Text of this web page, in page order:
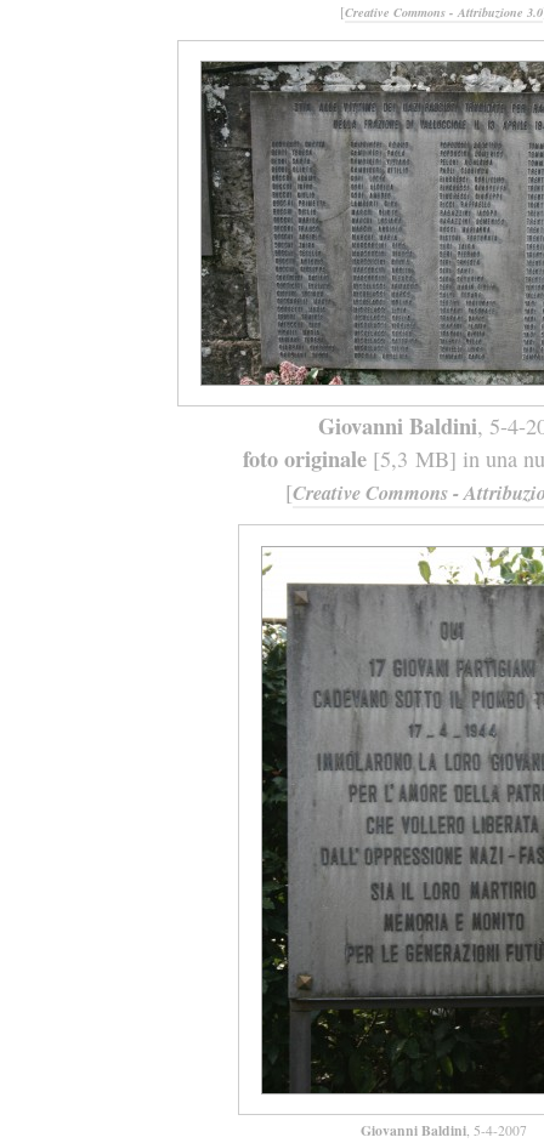
[Creative Commons - Attribuzione 3.0
Giovanni Baldini, 5-4-
foto originale[5,3 MB] in una
[Creative Commons -
Giovanni Baldini, 5-4-2007